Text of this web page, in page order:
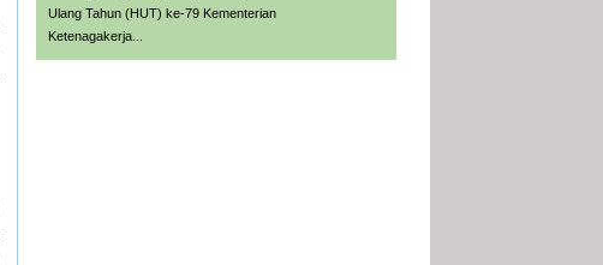
Ulang Tahun (HUT) ke-79 Kementerian
Ketenagakerja...